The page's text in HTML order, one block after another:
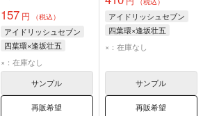
157 円 （税込）
アイドリッシュセブン
四葉環×逢坂壮五
四葉環
逢坂壮五
×：在庫なし
サンプル
再販希望
アイドリッシュセブン
四葉環×逢坂壮五
四葉環
逢坂壮五
×：在庫なし
サンプル
再販希望